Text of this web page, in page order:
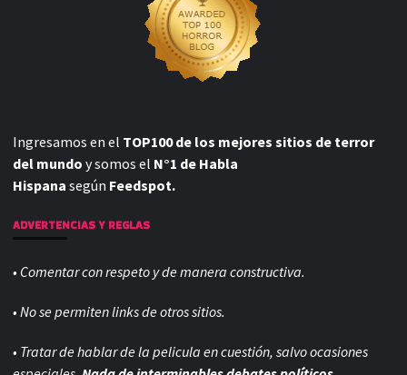
Ingresamos en el TOP100 de los mejores sitios de terror
del mundo y somos el N°1 de Habla
Hispana según Feedspot.
ADVERTENCIAS Y REGLAS
• Comentar con respeto y de manera constructiva.
• No se permiten links de otros sitios.
• Tratar de hablar de la pelicula en cuestión, salvo ocasiones